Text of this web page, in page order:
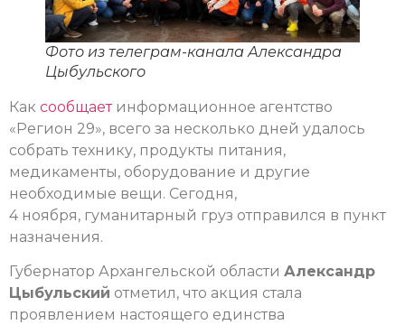
Фото из телеграм-канала Александра
Цыбульского
Как сообщаетинформационное агентство
«Регион 29», всего за несколько дней удалось
собрать технику, продукты питания,
медикаменты, оборудование и другие
необходимые вещи. Сегодня,
4 ноября, гуманитарный груз отправился в пункт
назначения.
Губернатор Архангельской области Александр
Цыбульский отметил, что акция стала
проявлением настоящего единства